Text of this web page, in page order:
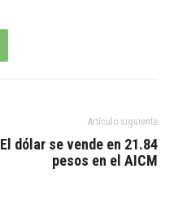
Artículo siguiente
El dólar se vende en 21.84
pesos en el AICM